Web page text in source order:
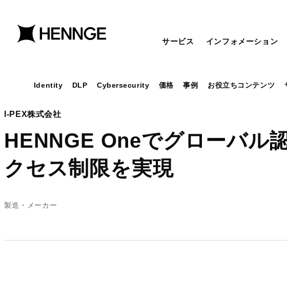
サービス インフォメーション
Identity DLP Cybersecurity 価格 事例 お役立ちコンテンツ
I-PEX株式会社
HENNGE Oneでグローバル
クセス制限を実現
製造・メーカー